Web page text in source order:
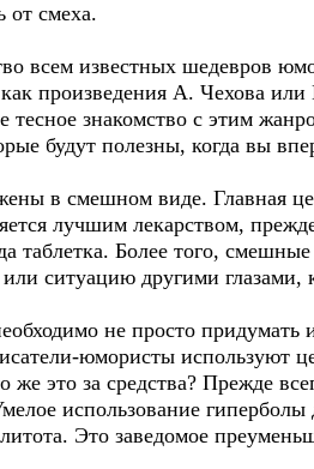
от смеха.
всем известных шедевров
произведения А. Чехова
тесное знакомство с этим
будут полезны, когда вы
в смешном виде. Главная
лучшим лекарством,
таблетка. Более того,
или ситуацию другими
не просто
юмористы используют
это за средства? Прежде
использование
Это заведомое